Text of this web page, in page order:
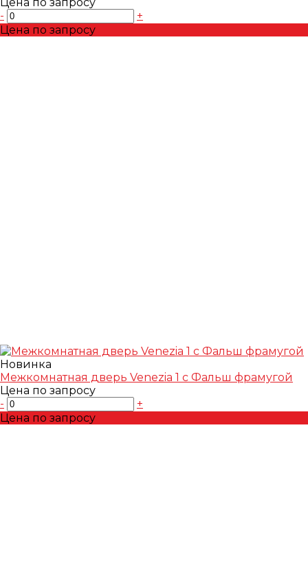
-
+
Цена по запросу
Новинка
Межкомнатная дверь Venezia 1 с Фальш фрамугой
Цена по запросу
-
+
Цена по запросу